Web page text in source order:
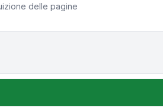
delle pagine